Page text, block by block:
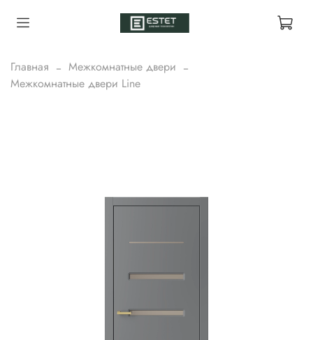
Главная
Межкомнатные двери
Межкомнатные двери Line